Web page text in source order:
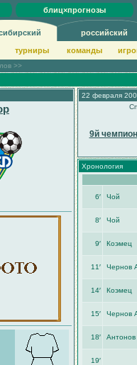
блиц×прогнозы
российский
турниры команды
>>
22 февраля
9й
Хронология
6′ Чой
8′ Чой
9′ Коэмец
11′ Чернов
14′ Коэмец
15′ Чернов
18′
19′